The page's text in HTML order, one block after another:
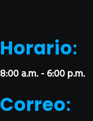
Horario:
8:00 a.m. - 6:00 p.m.
Correo: